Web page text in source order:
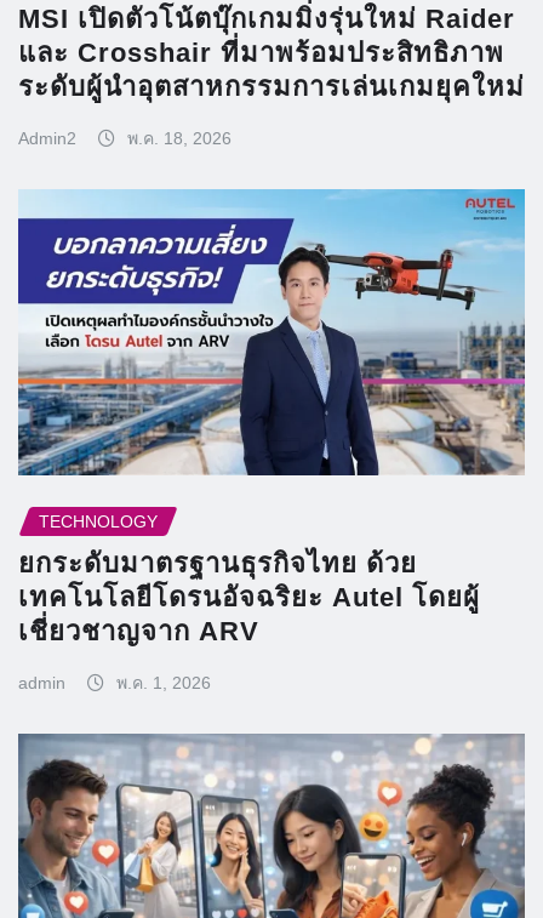
MSI เปิดตัวโน้ตบุ๊กเกมมิ่งรุ่นใหม่ Raider
และ Crosshair ที่มาพร้อมประสิทธิภาพ
ระดับผู้นำอุตสาหกรรมการเล่นเกมยุคใหม่
Admin2 พ.ค. 18, 2026
TECHNOLOGY
ยกระดับมาตรฐานธุรกิจไทย ด้วย
เทคโนโลยีโดรนอัจฉริยะ Autel โดยผู้
เชี่ยวชาญจาก ARV
admin พ.ค. 1, 2026